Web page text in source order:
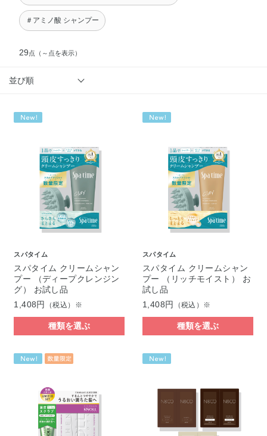
＃アミノ酸 シャンプー
29点 （～点を表示）
並び順
スパタイム
スパタイム クリームシャン
プー （ディープクレンジン
グ） お試し品
1,408円
（税込）※
種類を選ぶ
スパタイム
スパタイム クリームシャン
プー （リッチモイスト） お
試し品
1,408円
（税込）※
種類を選ぶ